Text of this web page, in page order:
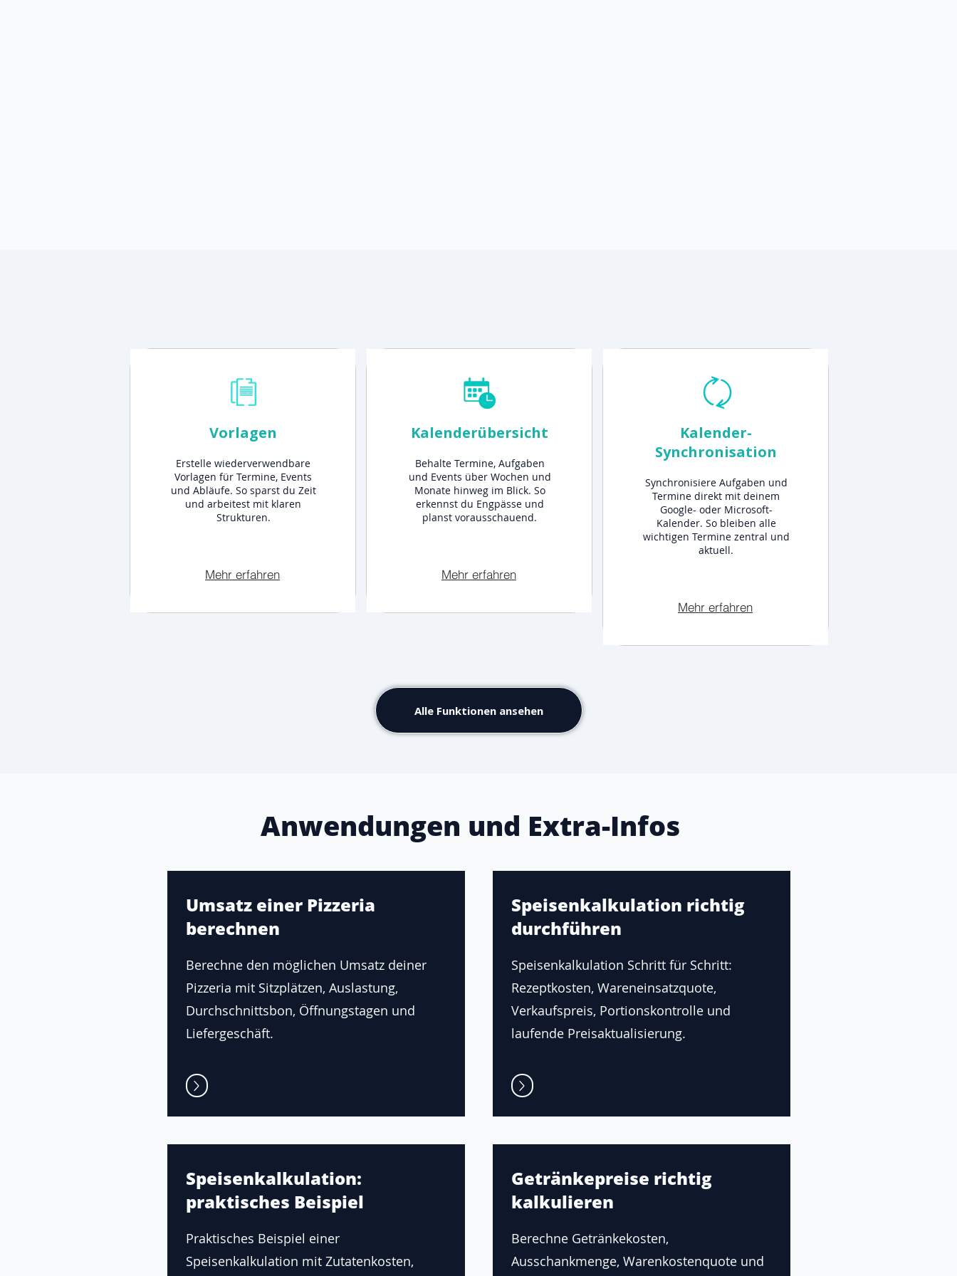
Vorlagen
Erstelle wiederverwendbare
Vorlagen für Termine, Events
und Abläufe. So sparst du Zeit
und arbeitest mit klaren
Strukturen.
Mehr erfahren
Kalenderübersicht
Behalte Termine, Aufgaben
und Events über Wochen und
Monate hinweg im Blick. So
erkennst du Engpässe und
planst vorausschauend.
Mehr erfahren
Kalender-
Synchronisation
Synchronisiere Aufgaben und
Termine direkt mit deinem
Google- oder Microsoft-
Kalender. So bleiben alle
wichtigen Termine zentral und
aktuell.
Mehr erfahren
Alle Funktionen ansehen
Anwendungen und Extra-Infos
Umsatz einer Pizzeria
berechnen
Berechne den möglichen Umsatz deiner
Pizzeria mit Sitzplätzen, Auslastung,
Durchschnittsbon, Öffnungstagen und
Liefergeschäft.
Speisenkalkulation:
praktisches Beispiel
Praktisches Beispiel einer
Speisenkalkulation mit Zutatenkosten,
Speisenkalkulation richtig
durchführen
Speisenkalkulation Schritt für Schritt:
Rezeptkosten, Wareneinsatzquote,
Verkaufspreis, Portionskontrolle und
laufende Preisaktualisierung.
Getränkepreise richtig
kalkulieren
Berechne Getränkekosten,
Ausschankmenge, Warenkostenquote und